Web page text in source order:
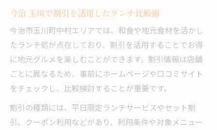
今治 玉川で割引を活用したランチ比較術
今治市玉川町中村エリアでは、和食や地元食材を活かし
たランチ処が点在しており、割引を活用することでお得
に地元グルメを楽しむことができます。割引情報は店舗
ごとに異なるため、事前にホームページや口コミサイト
をチェックし、比較検討することが重要です。
割引の種類には、平日限定ランチサービスやセット割
引、クーポン利用などがあり、利用条件や対象メニュー